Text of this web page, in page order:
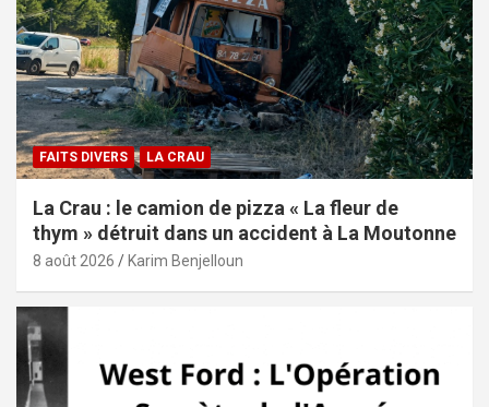
FAITS DIVERS LA CRAU
La Crau : le camion de pizza « La fleur de
thym » détruit dans un accident à La Moutonne
8 août 2026 Karim Benjelloun